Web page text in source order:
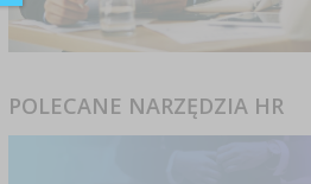
POLECANE NARZĘDZIA HR